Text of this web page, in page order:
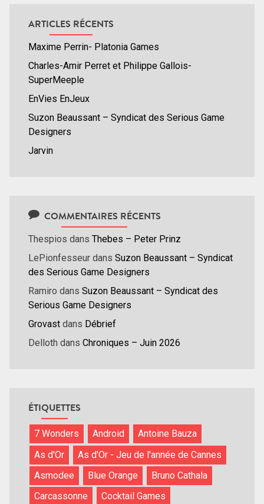
ARTICLES RÉCENTS
Maxime Perrin- Platonia Games
Charles-Amir Perret et Philippe Gallois-
SuperMeeple
EnVies EnJeux
Suzon Beaussant – Syndicat des Serious Game
Designers
Jarvin
COMMENTAIRES RÉCENTS
Thespios dans Thebes – Peter Prinz
LePionfesseur dans Suzon Beaussant – Syndicat
des Serious Game Designers
Ramiro dans Suzon Beaussant – Syndicat des
Serious Game Designers
Grovast dans Débrief
Delloth dans Chroniques – Juin 2026
ÉTIQUETTES
7 Wonders Android
Antoine Bauza
As d'Or
As d'Or - Jeu de l'année de Cannes
Asmodee
Blue Orange
Bruno Cathala
Carcassonne
Cocktail Games